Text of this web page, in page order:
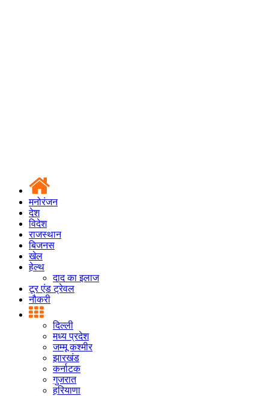
मनोरंजन
देश
विदेश
राजस्थान
बिजनस
खेल
हेल्थ
दाद का इलाज
टूर एंड ट्रेवल
नौकरी
दिल्ली
मध्य प्रदेश
जम्मू कश्मीर
झारखंड
कर्नाटक
गुजरात
हरियाणा